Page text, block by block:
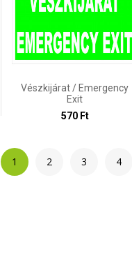
Vészkijárat / Emergency
Exit
570 Ft
1 2 3 4